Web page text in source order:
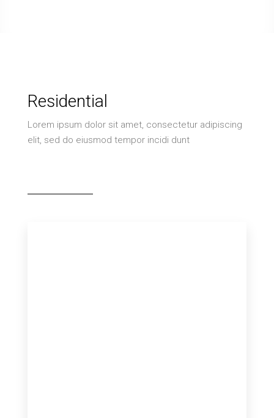
Residential
Lorem ipsum dolor sit amet, consectetur adipiscing
elit, sed do eiusmod tempor incidi dunt